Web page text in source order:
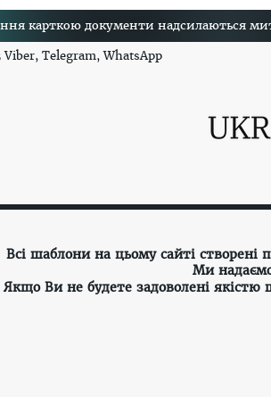
карткою документи надсилаються
Viber, Telegram, WhatsApp
Всі шаблони на цьому сайті
Ми
Якщо Ви не будете задоволені